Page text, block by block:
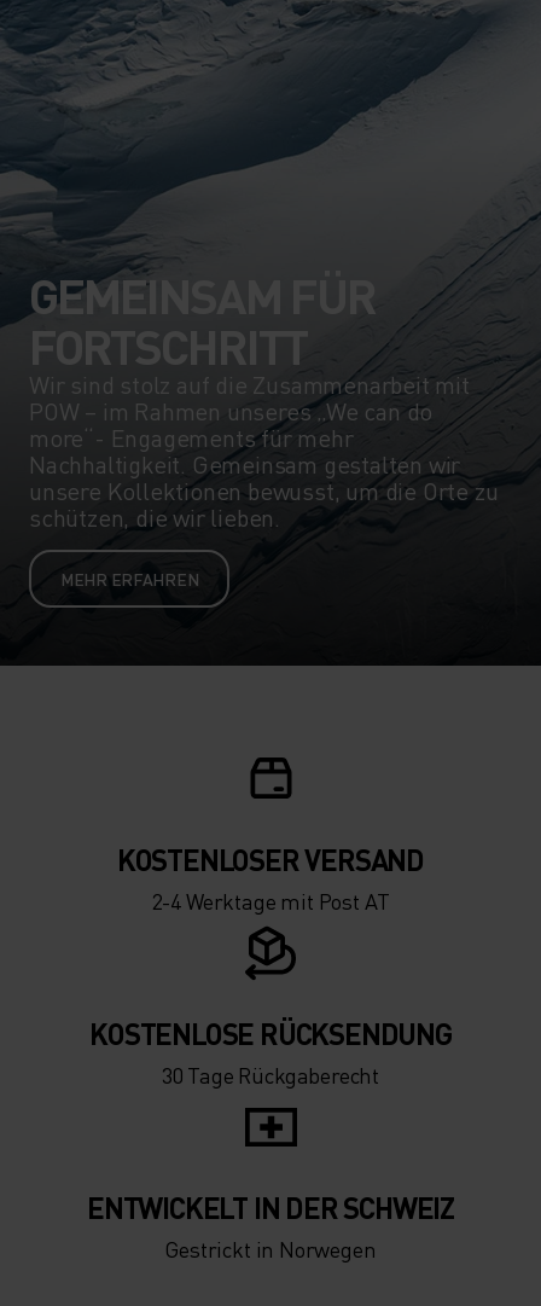
GEMEINSAM FÜR
FORTSCHRITT
Wir sind stolz auf die Zusammenarbeit mit
POW – im Rahmen unseres „We can do
more“- Engagements für mehr
Nachhaltigkeit. Gemeinsam gestalten wir
unsere Kollektionen bewusst, um die Orte zu
schützen, die wir lieben.
MEHR ERFAHREN
KOSTENLOSER VERSAND
2-4 Werktage mit Post AT
KOSTENLOSE RÜCKSENDUNG
30 Tage Rückgaberecht
ENTWICKELT IN DER SCHWEIZ
Gestrickt in Norwegen